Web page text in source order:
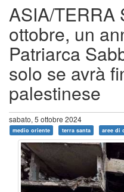
ASIA/TERRA
ottobre, un
Patriarca
solo se avrà
palestinese
sabato, 5 ottobre 2024
medio oriente terra santa aree di